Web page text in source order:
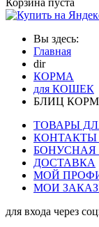
Корзина пуста
Вы здесь:
Главная
dir
КОРМА
для КОШЕК
БЛИЦ
ТОВАРЫ
КОНТАКТЫ
БОНУСНАЯ
ДОСТАВКА
МОЙ
МОИ
для входа через